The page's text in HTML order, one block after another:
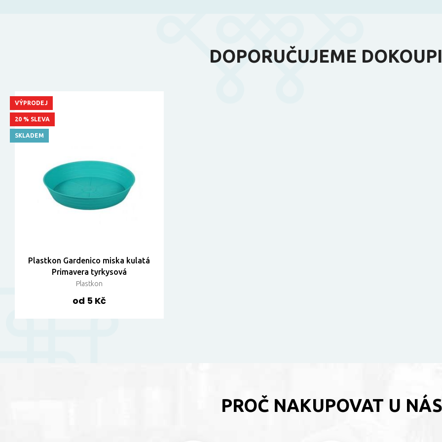
DOPORUČUJEME
Plastkon Gardenico miska kulatá
Primavera tyrkysová
Plastkon
od 5 Kč
VÝPRODEJ
20 % SLEVA
SKLADEM
PROČ NAKUPOVAT U NÁS